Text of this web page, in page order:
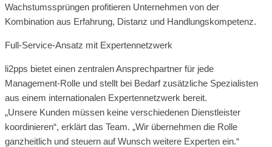
Wachstumssprüngen profitieren Unternehmen von der
Kombination aus Erfahrung, Distanz und Handlungskompetenz.
Full-Service-Ansatz mit Expertennetzwerk
li2pps bietet einen zentralen Ansprechpartner für jede
Management-Rolle und stellt bei Bedarf zusätzliche Spezialisten
aus einem internationalen Expertennetzwerk bereit.
„Unsere Kunden müssen keine verschiedenen Dienstleister
koordinieren“, erklärt das Team. „Wir übernehmen die Rolle
ganzheitlich und steuern auf Wunsch weitere Experten ein.“